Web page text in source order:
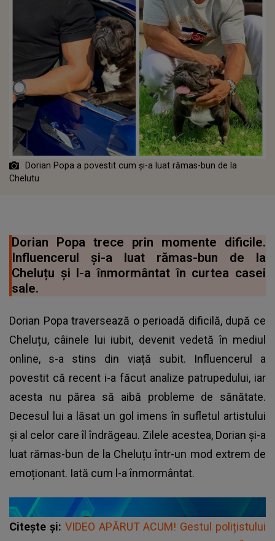
Dorian Popa a povestit cum și-a luat rămas-bun de la
Chelutu
Dorian Popa trece prin momente dificile.
Influencerul și-a luat rămas-bun de la
Cheluțu și l-a înmormântat în curtea casei
sale.
Dorian Popa traversează o perioadă dificilă, după ce
Cheluțu, câinele lui iubit, devenit vedetă în mediul
online, s-a stins din viață subit. Influencerul a
povestit că recent i-a făcut analize patrupedului, iar
acesta nu părea să aibă probleme de sănătate.
Decesul lui a lăsat un gol imens în sufletul artistului
și al celor care îl îndrăgeau. Zilele acestea, Dorian și-a
luat rămas-bun de la Cheluțu într-un mod extrem de
emoționant. Iată cum l-a înmormântat.
Citește și: VIDEO APĂRUT ACUM! Gestul polițistului